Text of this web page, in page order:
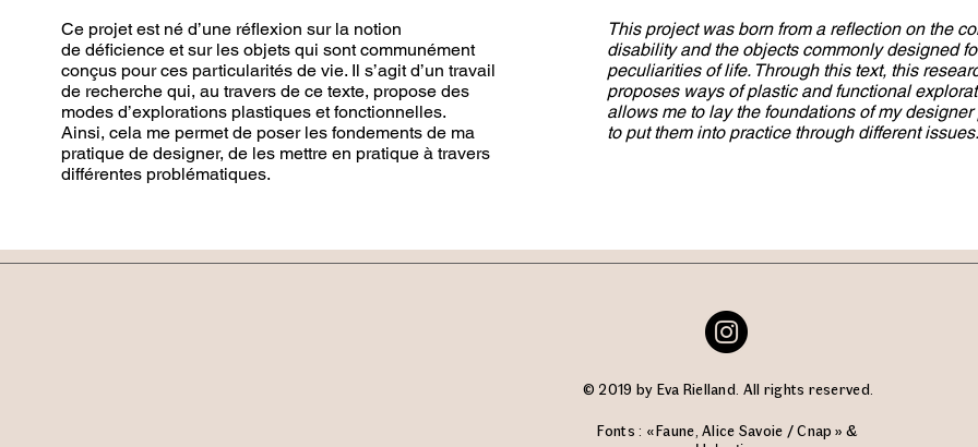
Ce projet est né d’une réflexion sur la notion
de déficience et sur les objets qui sont communément
conçus pour ces particularités de vie. Il s’agit d’un travail
de recherche qui, au travers de ce texte, propose des
modes d’explorations plastiques et fonctionnelles.
Ainsi, cela me permet de poser les fondements de ma
pratique de designer, de les mettre en pratique à travers
différentes problématiques.
This project was born from a reflection on the
disability and the objects commonly designed
peculiarities of life. Through this text, this
proposes ways of plastic and functional
allows me to lay the foundations of my designer
to put them into practice through different issues.
© 2019 by Eva Rielland. All rights reserved.
Fonts : « Faune, Alice Savoie / Cnap » &